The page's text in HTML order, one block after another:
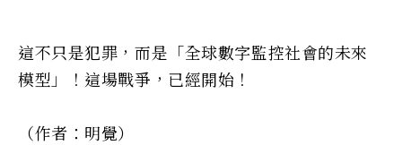
這不只是犯罪，而是「全球數字監控社會的未來
模型」！這場戰爭，已經開始！
（作者：明覺）